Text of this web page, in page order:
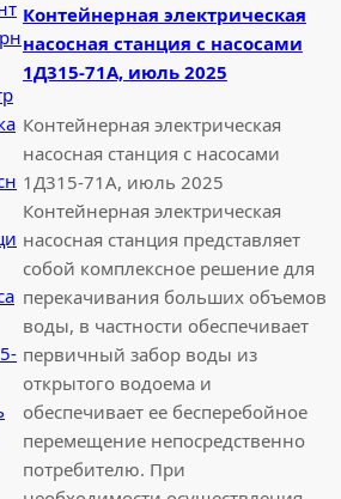
Контейнерная электрическая
насосная станция с насосами
1Д315-71А, июль 2025
Контейнерная электрическая
насосная станция с насосами
1Д315-71А, июль 2025
Контейнерная электрическая
насосная станция представляет
собой комплексное решение для
перекачивания больших объемов
воды, в частности обеспечивает
первичный забор воды из
открытого водоема и
обеспечивает ее бесперебойное
перемещение непосредственно
потребителю. При